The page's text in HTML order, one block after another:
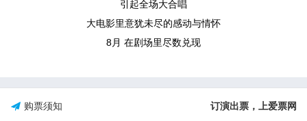
引起全场大合唱
大电影里意犹未尽的感动与情怀
8月 在剧场里尽数兑现
购票须知
订演出票，上爱票网